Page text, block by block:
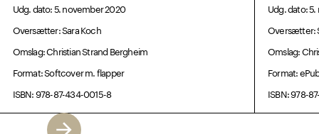
Udg. dato: 5. november 2020
Oversætter: Sara Koch
Omslag: Christian Strand Bergheim
Format: Softcover m. flapper
ISBN: 978-87-434-0015-8
Udg. dato:
Oversætter:
Omslag:
Format:
ISBN: 978-